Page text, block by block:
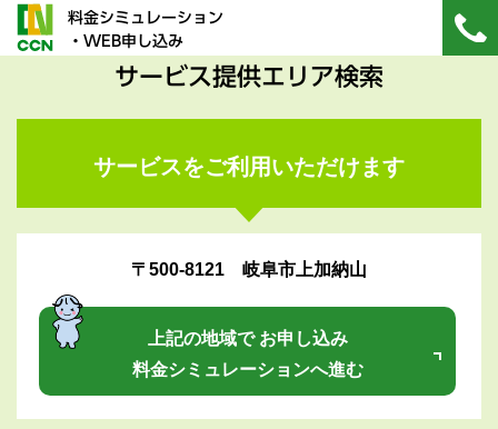
料金シミュレーション
・WEB申し込み
サービス提供エリア検索
サービスをご利用いただけます
〒500-8121 岐阜市上加納山
上記の地域で お申し込み
料金シミュレーションへ進む